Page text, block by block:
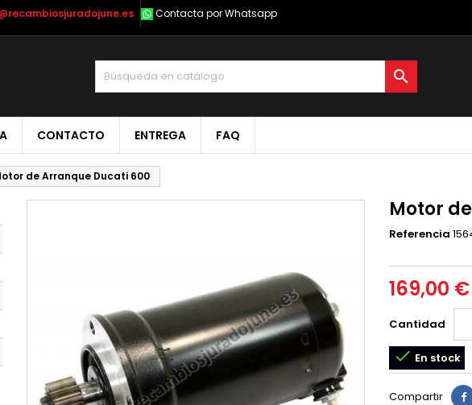
Contacta por Whatsapp

CONTACTO ENTREGA FAQ
de Arranque Ducati 600
Motor
Referencia
169,00 €
Cantidad
 En stock
Compartir